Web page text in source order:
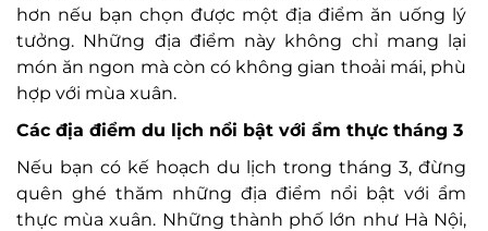
hơn nếu bạn chọn được một địa điểm ăn uống lý
tưởng. Những địa điểm này không chỉ mang lại
món ăn ngon mà còn có không gian thoải mái, phù
hợp với mùa xuân.
Các địa điểm du lịch nổi bật với ẩm thực tháng 3
Nếu bạn có kế hoạch du lịch trong tháng 3, đừng
quên ghé thăm những địa điểm nổi bật với ẩm
thực mùa xuân. Những thành phố lớn như Hà Nội,